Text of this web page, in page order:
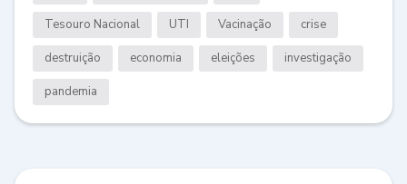
Tesouro Nacional UTI Vacinação crise
destruição economia eleições investigação
pandemia